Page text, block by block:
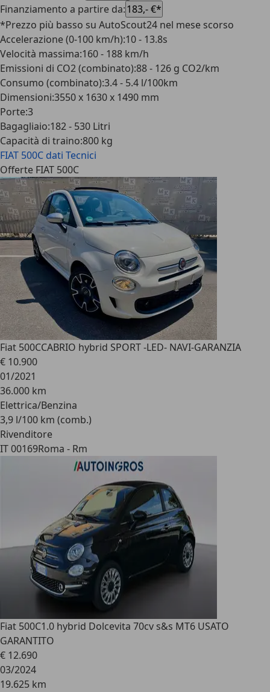
Finanziamento a partire da:183,- €*
*Prezzo più basso su AutoScout24 nel mese scorso
Accelerazione (0-100 km/h):10 - 13.8s
Velocità massima:160 - 188 km/h
Emissioni di CO2 (combinato):88 - 126 g CO2/km
Consumo (combinato):3.4 - 5.4 l/100km
Dimensioni:3550 x 1630 x 1490 mm
Porte:3
Bagagliaio:182 - 530 Litri
Capacità di traino:800 kg
FIAT 500C dati Tecnici
Offerte FIAT 500C
Fiat 500CCABRIO hybrid SPORT -LED- NAVI-GARANZIA
€ 10.900
01/2021
36.000 km
Elettrica/Benzina
3,9 l/100 km (comb.)
Rivenditore
IT 00169Roma - Rm
Fiat 500C1.0 hybrid Dolcevita 70cv s&s MT6 USATO
GARANTITO
€ 12.690
03/2024
19.625 km